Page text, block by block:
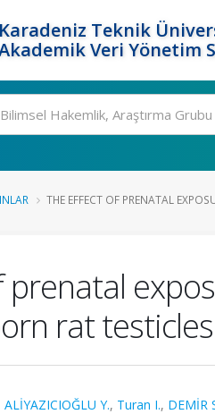
Karadeniz Teknik
Veri Yönetim
THE EFFECT OF PRENATAL
prenatal
rat testicles
ALİYAZICIOĞLU Y., Turan I., DEMİR